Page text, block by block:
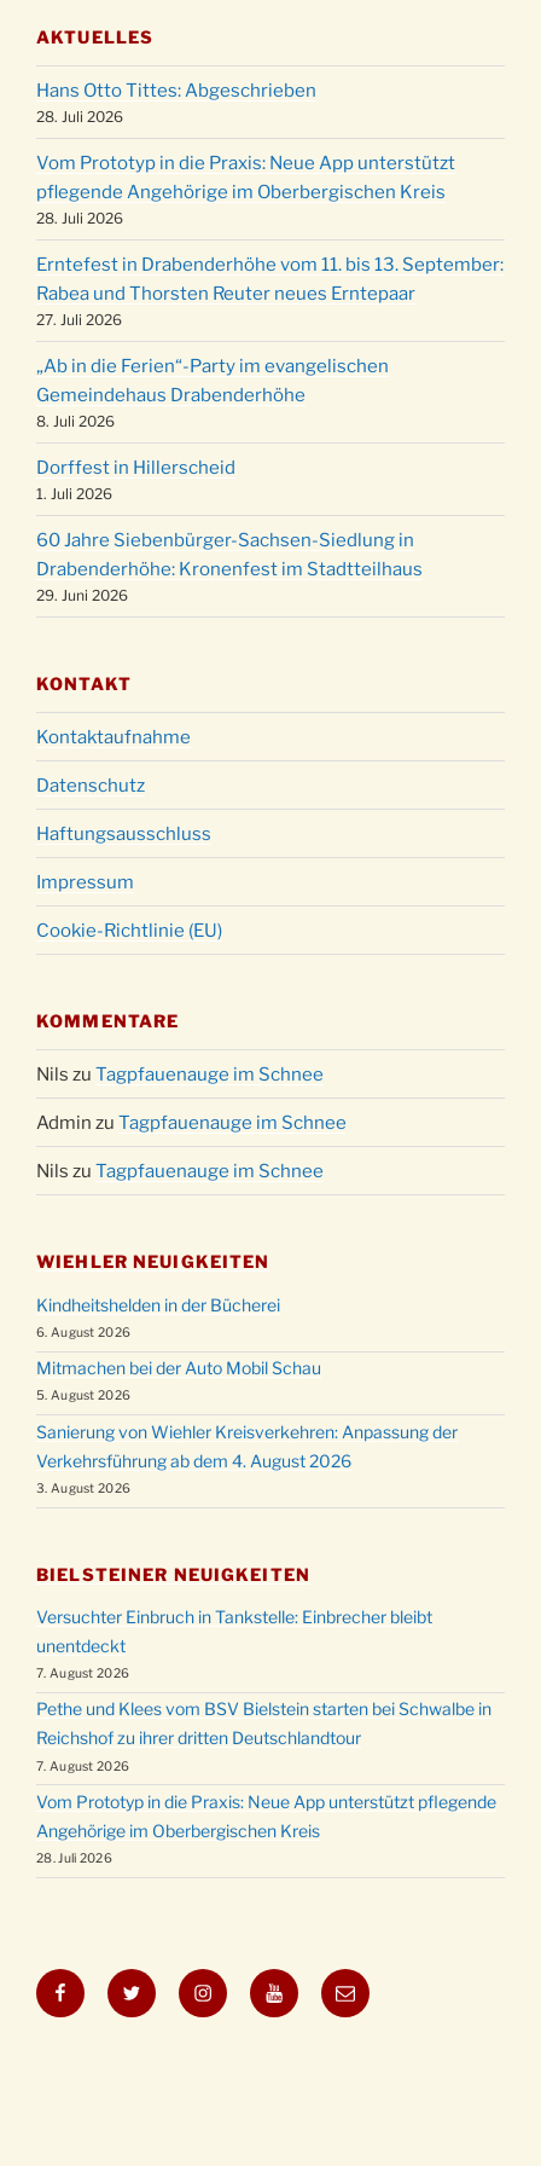
11.12.
Puer-Natus weihnachtliches Brauchtum am
Robert-Gassner-Hof um 17:00 Uhr
19.12.
Kinderbibeltag im Ev. Gemeindehaus von 10-
12 Uhr
20.12.
Weihnachts-Konzert des Honterus Chors in
der Kirche um 17:00 Uhr
24.12.
Familiengottesdienst mit Krippenspiel im Ev.
Gemeindehaus um 15:00 Uhr
24.12. Familiengottesdienst in der FeG um 16 Uhr
24.12.
Weihnachtsgottesdienst in der Kirche um
15:00 Uhr
24.12.
Weihnachtsgottesdienst in der Kirche um
18:00 Uhr
24.12.
Christmette mit der ev. Jugend in der Kirche
um 23:00 Uhr
31.12.
Gottesdienst zu Silvester in der Kirche um
18:00 Uhr
AKTUELLES
Hans Otto Tittes: Abgeschrieben
28. Juli 2026
Vom Prototyp in die Praxis: Neue App unterstützt
pflegende Angehörige im Oberbergischen Kreis
28. Juli 2026
Erntefest in Drabenderhöhe vom 11. bis 13. September:
Rabea und Thorsten Reuter neues Erntepaar
27. Juli 2026
„Ab in die Ferien“-Party im evangelischen
Gemeindehaus Drabenderhöhe
8. Juli 2026
Dorffest in Hillerscheid
1. Juli 2026
60 Jahre Siebenbürger-Sachsen-Siedlung in
Drabenderhöhe: Kronenfest im Stadtteilhaus
29. Juni 2026
KONTAKT
Kontaktaufnahme
Datenschutz
Haftungsausschluss
Impressum
Cookie-Richtlinie (EU)
KOMMENTARE
Nils zu Tagpfauenauge im Schnee
Admin zu Tagpfauenauge im Schnee
Nils zu Tagpfauenauge im Schnee
WIEHLER NEUIGKEITEN
Kindheitshelden in der Bücherei
6. August 2026
Mitmachen bei der Auto Mobil Schau
5. August 2026
Sanierung von Wiehler Kreisverkehren: Anpassung der
Verkehrsführung ab dem 4. August 2026
3. August 2026
BIELSTEINER NEUIGKEITEN
Versuchter Einbruch in Tankstelle: Einbrecher bleibt
unentdeckt
7. August 2026
Pethe und Klees vom BSV Bielstein starten bei Schwalbe in
Reichshof zu ihrer dritten Deutschlandtour
7. August 2026
Vom Prototyp in die Praxis: Neue App unterstützt pflegende
Angehörige im Oberbergischen Kreis
28. Juli 2026
FacebookTwitter InstagramYouTubeE-
Mail